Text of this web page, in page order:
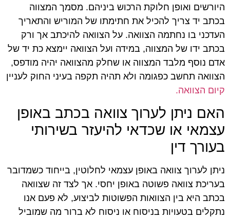
היורשים ואופן חלוקת הרכוש ביניהם. מסמך המצווה
בכתב יד צריך להכיל את חתימתו של המוריש והתאריך
העדכני בו נחתמה הצוואה. על הצוואה להיכתב אך ורק
בכתב ידו של המצווה, במידה ועל הצוואה יימצא כת יד של
אדם נוסף מלבד המצווה או שחלק מהצוואה יהיה מודפס,
הצוואה תחשב כפגומה ולא תהיה תקפה בעיני החוק לעניין
קיום הצוואה.
האם ניתן לערוך צוואה בכתב באופן
עצמאי או שכדאי להיעזר בשירותי
בעורך דין
ניתן לערוך צוואה באופן עצמאי לחלוטין, בייחוד כשמדובר
בעריכת צוואה פשוטה באופן יחסי. אך לצד זה שצוואה
בכתב היא בין הצוואות הפשוטות לביצוע, לא פעם אנו
נתקלים בטעויות בניסוח או ניסוח לא ברור מה שמוביל